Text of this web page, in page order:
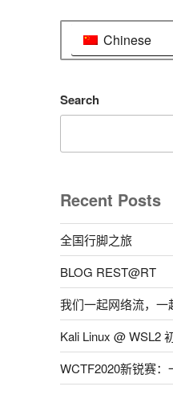
Chinese
Search
Recent Posts
全国行脚之旅
BLOG REST@RT
我们一起网络流，一
Kali Linux @ WSL2
WCTF2020新锐赛